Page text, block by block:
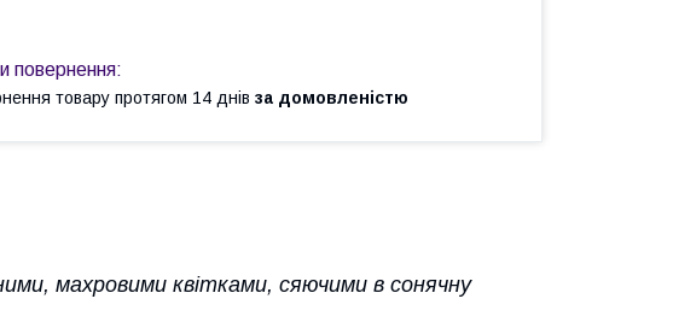
товару протягом 14 днів за домовленістю
махровими квітками, сяючими в сонячну